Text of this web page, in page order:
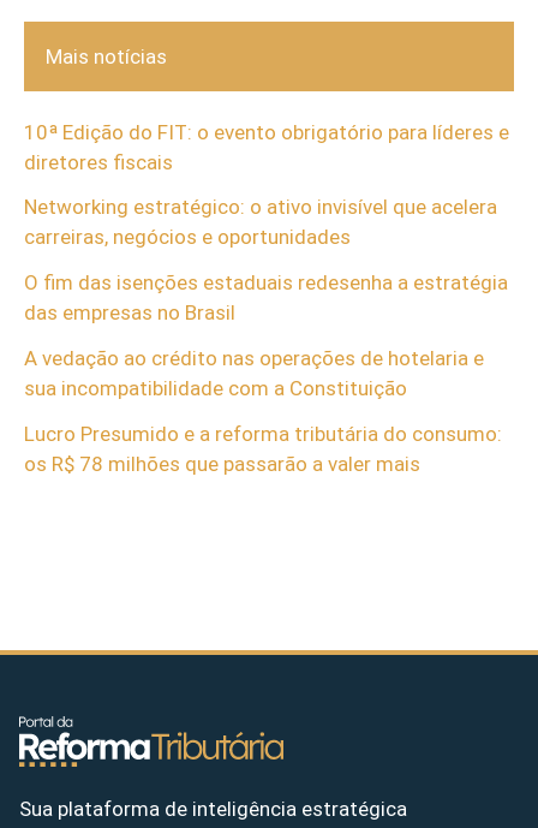
Mais notícias
10ª Edição do FIT: o evento obrigatório para líderes e
diretores fiscais
Networking estratégico: o ativo invisível que acelera
carreiras, negócios e oportunidades
O fim das isenções estaduais redesenha a estratégia
das empresas no Brasil
A vedação ao crédito nas operações de hotelaria e
sua incompatibilidade com a Constituição
Lucro Presumido e a reforma tributária do consumo:
os R$ 78 milhões que passarão a valer mais
Sua plataforma de inteligência estratégica